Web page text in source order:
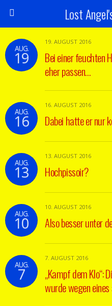
Lost
AUG.
19
19. AUGUST 2016
Bei einer feuchten
eher passen…
AUG.
16
16. AUGUST 2016
Dabei hatte er nur
AUG.
13
13. AUGUST 2016
Hochpissoir?
AUG.
10
10. AUGUST 2016
Also besser unter
AUG.
7
7. AUGUST 2016
„Kampf dem Klo“:
wurde wegen